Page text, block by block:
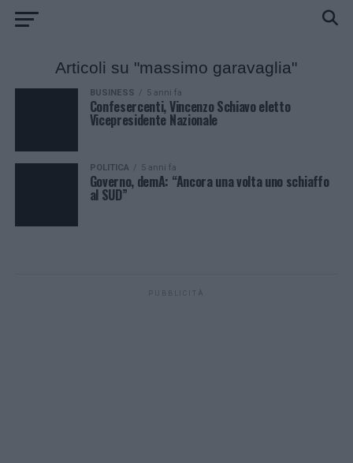
Articoli su "massimo garavaglia"
BUSINESS 5 anni fa
Confesercenti, Vincenzo Schiavo eletto
Vicepresidente Nazionale
POLITICA 5 anni fa
Governo, demA: “Ancora una volta uno schiaffo
al SUD”
PUBBLICITÀ